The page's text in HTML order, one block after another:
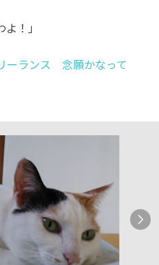
！」
ーランス 念願かなって